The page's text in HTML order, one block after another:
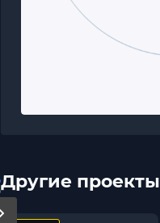
Другие проекты